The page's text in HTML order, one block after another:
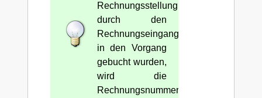
Rechnungsstellung
durch den
Rechnungseingang
in den Vorgang
gebucht wurden,
wird die
Rechnungsnummer